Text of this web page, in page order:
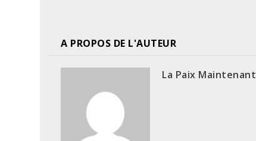
A PROPOS DE L'AUTEUR
La Paix Maintenant